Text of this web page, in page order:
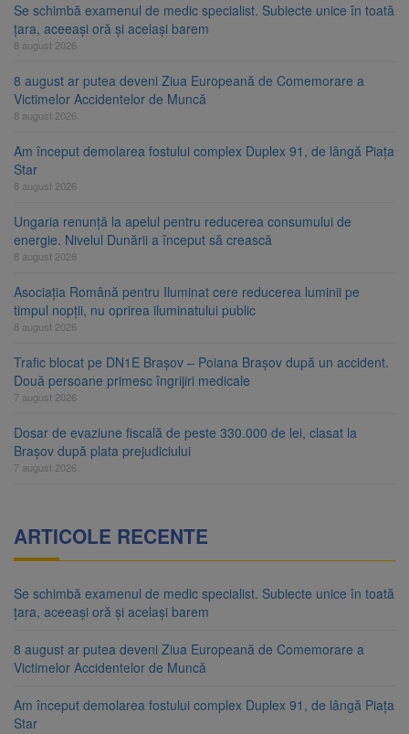
Se schimbă examenul de medic specialist. Subiecte unice în toată
țara, aceeași oră și același barem
8 august 2026
8 august ar putea deveni Ziua Europeană de Comemorare a
Victimelor Accidentelor de Muncă
8 august 2026
Am început demolarea fostului complex Duplex 91, de lângă Piața
Star
8 august 2026
Ungaria renunță la apelul pentru reducerea consumului de
energie. Nivelul Dunării a început să crească
8 august 2026
Asociația Română pentru Iluminat cere reducerea luminii pe
timpul nopții, nu oprirea iluminatului public
8 august 2026
Trafic blocat pe DN1E Brașov – Poiana Brașov după un accident.
Două persoane primesc îngrijiri medicale
7 august 2026
Dosar de evaziune fiscală de peste 330.000 de lei, clasat la
Brașov după plata prejudiciului
7 august 2026
ARTICOLE RECENTE
Se schimbă examenul de medic specialist. Subiecte unice în toată
țara, aceeași oră și același barem
8 august ar putea deveni Ziua Europeană de Comemorare a
Victimelor Accidentelor de Muncă
Am început demolarea fostului complex Duplex 91, de lângă Piața
Star